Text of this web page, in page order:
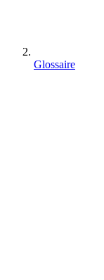
Glossaire